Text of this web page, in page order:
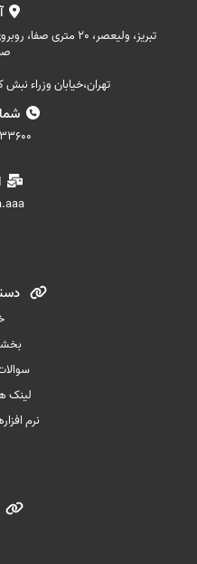
تبریز، ولیعصر، 20
تهران،خیابان وزراء
لینک
نرم